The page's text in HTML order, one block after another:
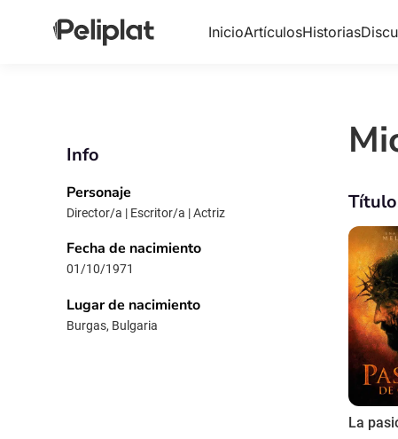
InicioArtículosHistorias
Info
Personaje
Director/a | Escritor/a | Actriz
Fecha de nacimiento
01/10/1971
Lugar de nacimiento
Burgas, Bulgaria